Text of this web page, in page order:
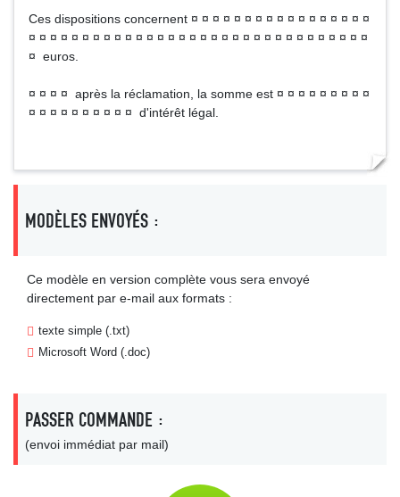
Ces dispositions concernent ¤ ¤ ¤ ¤ ¤ ¤ ¤ ¤ ¤ ¤ ¤ ¤ ¤ ¤ ¤ ¤ ¤
¤ ¤ ¤ ¤ ¤ ¤ ¤ ¤ ¤ ¤ ¤ ¤ ¤ ¤ ¤ ¤ ¤ ¤ ¤ ¤ ¤ ¤ ¤ ¤ ¤ ¤ ¤ ¤ ¤ ¤ ¤ ¤
¤ euros.
¤ ¤ ¤ ¤ après la réclamation, la somme est ¤ ¤ ¤ ¤ ¤ ¤ ¤ ¤ ¤
¤ ¤ ¤ ¤ ¤ ¤ ¤ ¤ ¤ ¤ d'intérêt légal.
MODÈLES ENVOYÉS :
Ce modèle en version complète vous sera envoyé
directement par e-mail aux formats :
texte simple (.txt)
Microsoft Word (.doc)
PASSER COMMANDE :
(envoi immédiat par mail)